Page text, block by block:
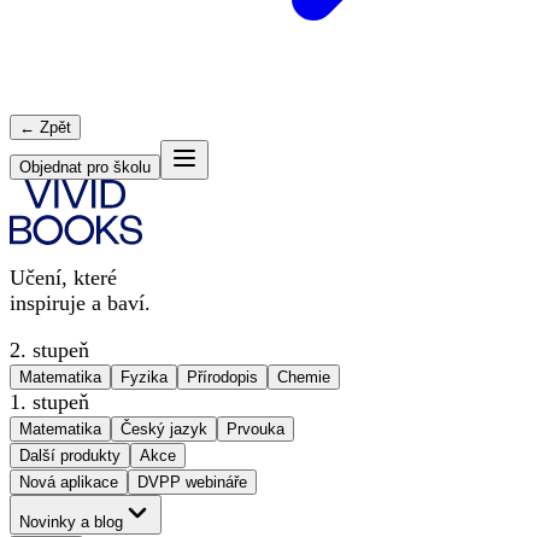
← Zpět
Objednat pro školu
Učení, které
inspiruje a baví.
2. stupeň
Matematika Fyzika Přírodopis Chemie
1. stupeň
Matematika Český jazyk
Prvouka
Další produkty
Akce
Nová aplikace
DVPP webináře
Novinky a blog